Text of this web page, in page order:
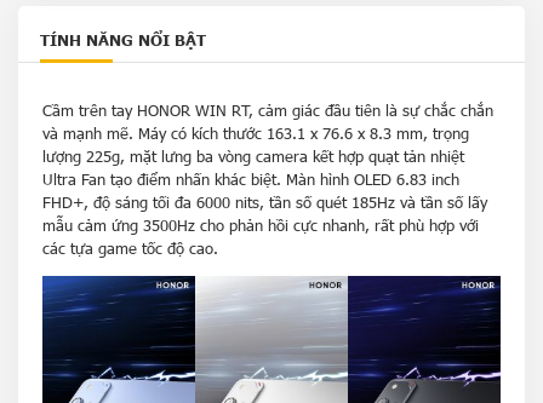
TÍNH NĂNG NỔI BẬT
Cầm trên tay HONOR WIN RT, cảm giác đầu tiên là sự chắc chắn
và mạnh mẽ. Máy có kích thước 163.1 x 76.6 x 8.3 mm, trọng
lượng 225g, mặt lưng ba vòng camera kết hợp quạt tản nhiệt
Ultra Fan tạo điểm nhấn khác biệt. Màn hình OLED 6.83 inch
FHD+, độ sáng tối đa 6000 nits, tần số quét 185Hz và tần số lấy
mẫu cảm ứng 3500Hz cho phản hồi cực nhanh, rất phù hợp với
các tựa game tốc độ cao.